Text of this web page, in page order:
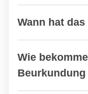
Wann hat
Wie